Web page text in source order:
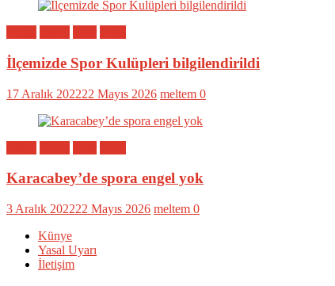
İlçemizde Spor Kulüpleri bilgilendirildi
17 Aralık 202222 Mayıs 2026 meltem 0
Karacabey’de spora engel yok
3 Aralık 202222 Mayıs 2026 meltem 0
Künye
Yasal Uyarı
İletişim